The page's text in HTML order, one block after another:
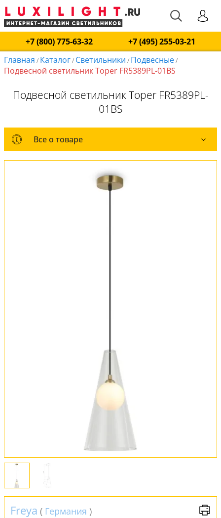
+7 (800) 775-63-32
+7 (495) 255-03-21
Главная / Каталог/ Светильники / Подвесные/
Подвесной светильник Toper FR5389PL-01BS
Подвесной светильник Toper FR5389PL-
01BS
Все о товаре
Все о товаре
Комплект лампочек
Freya ( Германия )